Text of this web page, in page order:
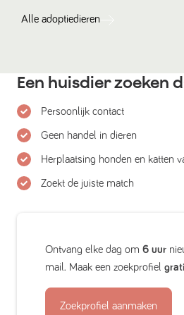
Alle adoptiedieren
Een huisdier zoeken
Persoonlijk contact
Geen handel in dieren
Herplaatsing honden en katten
Zoekt de juiste match
Ontvang elke dag om 6 uur
mail. Maak een zoekprofiel
Zoekprofiel aanmaken